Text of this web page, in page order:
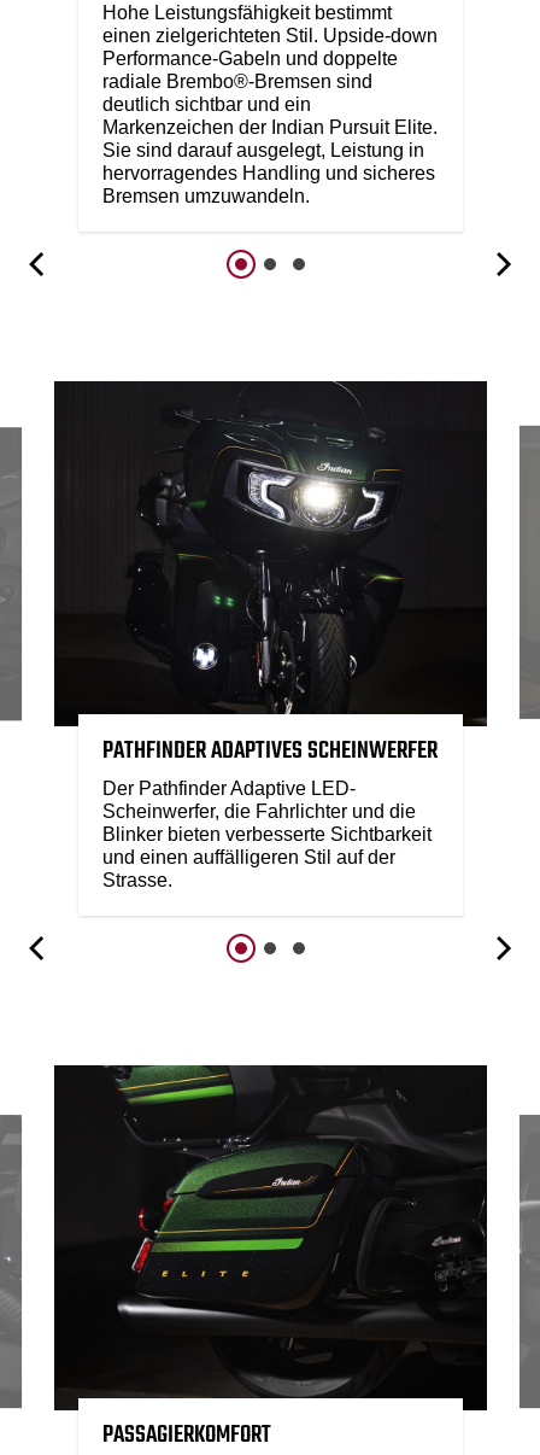
Hohe Leistungsfähigkeit bestimmt
einen zielgerichteten Stil. Upside-down
Performance-Gabeln und doppelte
radiale Brembo®-Bremsen sind
deutlich sichtbar und ein
Markenzeichen der Indian Pursuit Elite.
Sie sind darauf ausgelegt, Leistung in
hervorragendes Handling und sicheres
Bremsen umzuwandeln.
PATHFINDER ADAPTIVES SCHEINWERFER
Der Pathfinder Adaptive LED-
Scheinwerfer, die Fahrlichter und die
Blinker bieten verbesserte Sichtbarkeit
und einen auffälligeren Stil auf der
Strasse.
PASSAGIERKOMFORT